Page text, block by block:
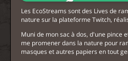
Les EcoStreams sont des Lives de
nature sur la plateforme Twitch,
Muni de mon sac à dos, d'une pince
me promener dans la nature pour
masques et autres papiers en tout